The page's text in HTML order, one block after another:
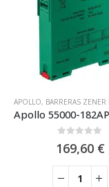
APOLLO, BARRERAS ZENER
169,60 €